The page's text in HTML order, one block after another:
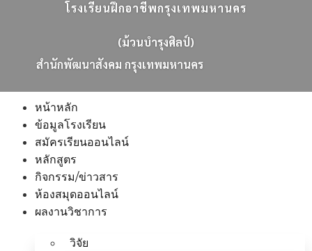
โรงเรียนฝึกอาชีพกรุงเทพมหานคร
(ม้วนบำรุงศิลป์)
สนกพฒนาสงคม กรงเทพมหานคร
หน้าหลัก
ข้อมูลโรงเรียน
สมัครเรียนออนไลน์
หลักสูตร
กิจกรรม/ข่าวสาร
ห้องสมุดออนไลน์
ผลงานวิชาการ
วิจัย